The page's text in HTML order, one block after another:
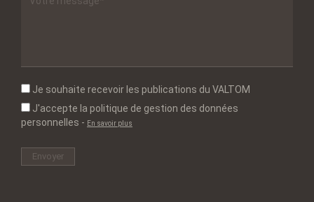
Je souhaite recevoir les publications du VALTOM
J'accepte la politique de gestion des données
personnelles - En savoir plus